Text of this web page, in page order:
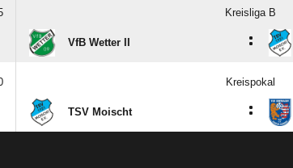
Kreisliga B
VfB Wetter II :
Kreispokal
TSV Moischt :